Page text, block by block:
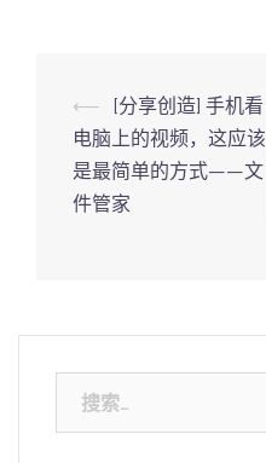
Post
navigation
⟵
[分享创造] 手机看
电脑上的视频，这应该
是最简单的方式——文
件管家
索：